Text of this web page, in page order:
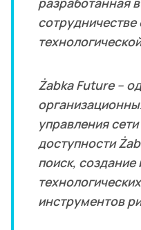
Żabka Future –
управления
доступности
поиск, создание
инструментов